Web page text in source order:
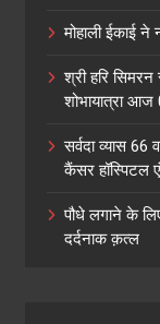
मोहाली ईकाई
श्री हरि
शोभायात्रा
सर्वदा व्यास 66
कैंसर हॉस्पिटल
पौधे लगाने के
दर्दनाक क़त्ल